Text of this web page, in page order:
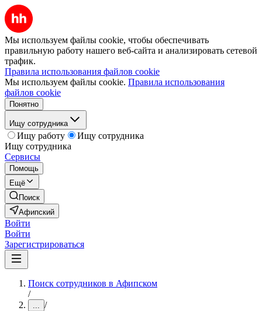
Мы используем файлы cookie, чтобы обеспечивать
правильную работу нашего веб-сайта и анализировать сетевой
трафик.
Правила использования файлов cookie
Мы используем файлы cookie. Правила использования
файлов cookie
Понятно
Ищу сотрудника
Ищу работу
Ищу сотрудника
Ищу сотрудника
Сервисы
Помощь
Ещё
Поиск
Афипский
Войти
Войти
Зарегистрироваться
Поиск сотрудников в Афипском
/
... /